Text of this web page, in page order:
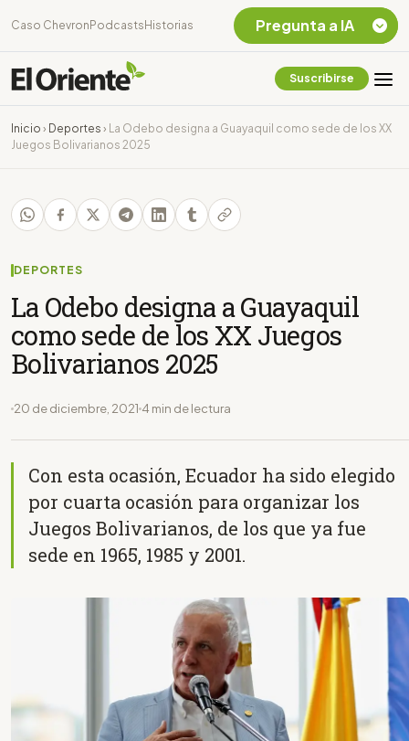
Caso Chevron Podcasts Historias
Suscribirse
Inicio › Deportes ›
La Odebo designa a Guayaquil como sede de los XX
Juegos Bolivarianos 2025
DEPORTES
La Odebo designa a Guayaquil
como sede de los XX Juegos
Bolivarianos 2025
20 de diciembre, 2021 4 min de lectura
Con esta ocasión, Ecuador ha sido elegido
por cuarta ocasión para organizar los
Juegos Bolivarianos, de los que ya fue
sede en 1965, 1985 y 2001.
Pregunta a IA
Chevron Ecuador